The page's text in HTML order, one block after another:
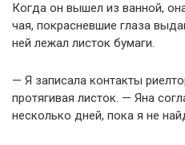
Когда он вышел из ванной,
чая, покрасневшие глаза
ней лежал листок бумаги.
— Я записала контакты
протягивая листок. — Яна
несколько дней, пока я не